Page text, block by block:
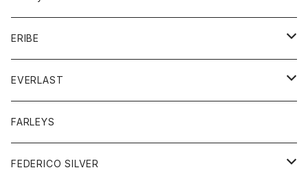
シャツ
Tシャツ
グッズ
帽子
トップス
シャツ
セーター
ボトム
ショートパンツ
レディース
ERIBE
ニット
EVERLAST
トップス
ジャケット
ボトム
FARLEYS
FEDERICO SILVER